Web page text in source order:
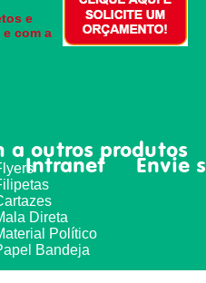
e
com a
Intranet Envie
a outros produtos
Direta
Político
Bandeja